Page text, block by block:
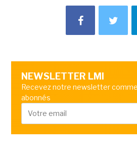
NEWSLETTER LMI
Recevez notre newsletter
abonnés